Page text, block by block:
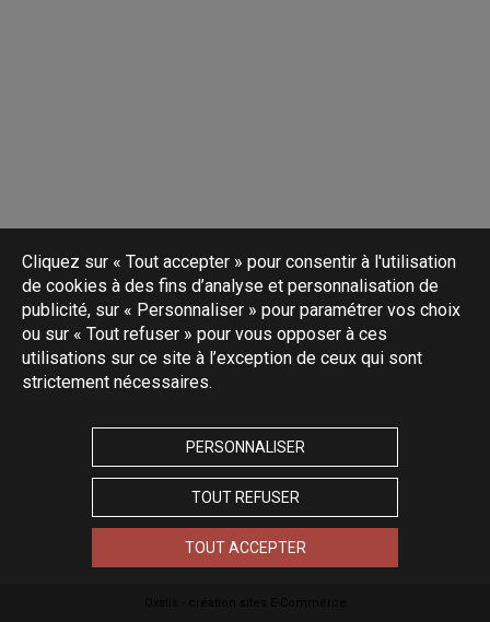
Cliquez sur « Tout accepter » pour consentir à l'utilisation
de cookies à des fins d’analyse et personnalisation de
publicité, sur « Personnaliser » pour paramétrer vos choix
ou sur « Tout refuser » pour vous opposer à ces
utilisations sur ce site à l’exception de ceux qui sont
strictement nécessaires.
PERSONNALISER
TOUT REFUSER
TOUT ACCEPTER